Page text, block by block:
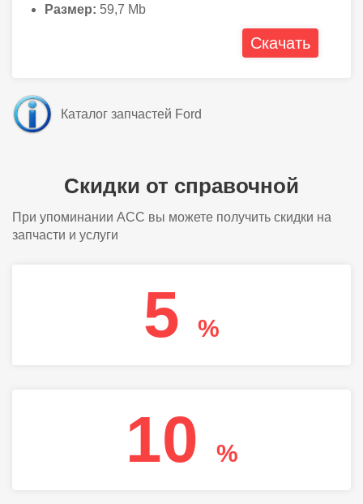
Размер: 59,7 Mb
Скачать
Каталог запчастей Ford
Скидки от справочной
При упоминании АСС вы можете получить скидки на
запчасти и услуги
5 %
10 %